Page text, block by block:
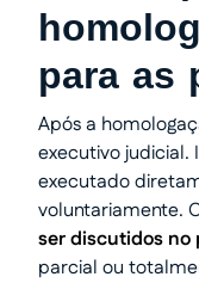
para as
Após a
executivo judicial.
executado
voluntariamente.
ser discutidos no
parcial ou